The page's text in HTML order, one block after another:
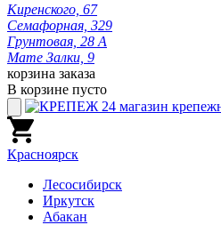
Киренского, 67
Семафорная, 329
Грунтовая, 28 А
Мате Залки, 9
корзина заказа
В корзине пусто
Красноярск
Лесосибирск
Иркутск
Абакан